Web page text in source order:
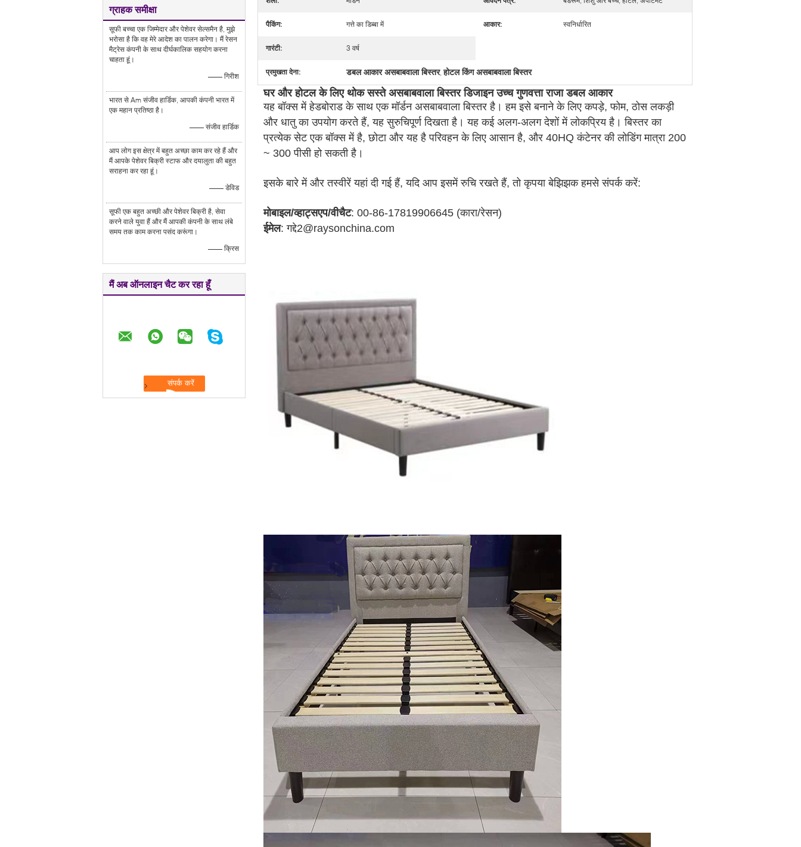
ग्राहक समीक्षा
सूफी बच्चा एक जिम्मेदार और पेशेवर सेल्समैन है, मुझे
भरोसा है कि वह मेरे आदेश का पालन करेगा। मैं रेसन
मैट्रेस कंपनी के साथ दीर्घकालिक सहयोग करना
चाहता हूं।
—— गिरीश
भारत से Am संजीव हार्डिक, आपकी कंपनी भारत में
एक महान प्रतिष्ठा है।
—— संजीव हार्डिक
आप लोग इस क्षेत्र में बहुत अच्छा काम कर रहे हैं और
मैं आपके पेशेवर बिक्री स्टाफ और दयालुता की बहुत
सराहना कर रहा हूं।
—— डेविड
सूफी एक बहुत अच्छी और पेशेवर बिक्री है, सेवा
करने वाले युवा हैं और मैं आपकी कंपनी के साथ लंबे
समय तक काम करना पसंद करूंगा।
—— क्रिस
मैं अब ऑनलाइन चैट कर रहा हूँ
पैकिंग: गत्ते का डिब्बा में आकार: स्वनिर्धारित
गारंटी: 3 वर्ष
प्रमुखता देना: डबल आकार असबाबवाला बिस्तर,होटल किंग असबाबवाला बिस्तर
घर और होटल के लिए थोक सस्ते असबाबवाला बिस्तर डिजाइन उच्च गुणवत्ता राजा डबल आकार
यह बॉक्स में हेडबोराड के साथ एक मॉर्डन असबाबवाला बिस्तर है। हम इसे बनाने के लिए कपड़े, फोम, ठोस लकड़ी
और धातु का उपयोग करते हैं, यह सुरुचिपूर्ण दिखता है। यह कई अलग-अलग देशों में लोकप्रिय है। बिस्तर का
प्रत्येक सेट एक बॉक्स में है, छोटा और यह है परिवहन के लिए आसान है, और 40HQ कंटेनर की लोडिंग मात्रा 200
~ 300 पीसी हो सकती है।
इसके बारे में और तस्वीरें यहां दी गई हैं, यदि आप इसमें रुचि रखते हैं, तो कृपया बेझिझक हमसे संपर्क करें:
मोबाइल/व्हाट्सएप/वीचैट: 00-86-17819906645 (कारा/रेसन)
ईमेल: गद्दे2@raysonchina.com